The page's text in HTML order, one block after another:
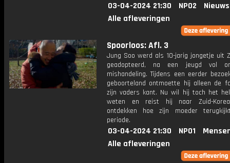
03-04-2024 21:30 NPO2
Alle afleveringen
Spoorloos: Afl. 3
Jung Soo werd als 10-jarig jongetje uit
geadopteerd, na een jeugd vol
mishandeling. Tijdens een eerder
geboorteland ontmoette hij alleen de
zijn vaders kant. Nu wil hij toch het
weten en reist hij naar Zuid-
ontdekken hoe zijn moeder
periode.
03-04-2024 21:30 NPO1
Alle afleveringen